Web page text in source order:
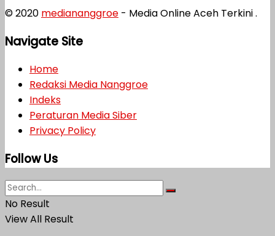
© 2020 mediananggroe - Media Online Aceh Terkini .
Navigate Site
Home
Redaksi Media Nanggroe
Indeks
Peraturan Media Siber
Privacy Policy
Follow Us
No Result
View All Result